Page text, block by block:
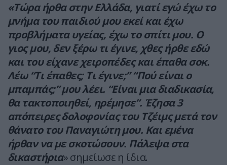
«Τώρα ήρθα στην Ελλάδα, γιατί εγώ έχω το
μνήμα του παιδιού μου εκεί και έχω
προβλήματα υγείας, έχω το σπίτι μου. Ο
γιος μου, δεν ξέρω τι έγινε, χθες ήρθε εδώ
και του είχανε χειροπέδες και έπαθα σοκ.
Λέω “Τι έπαθες; Τι έγινε;” “Πού είναι ο
μπαμπάς;” μου λέει. “Είναι μια διαδικασία,
θα τακτοποιηθεί, ηρέμησε”. Έζησα 3
απόπειρες δολοφονίας του Τζέιμς μετά τον
θάνατο του Παναγιώτη μου. Και εμένα
ήρθαν να με σκοτώσουν. Πάλεψα στα
δικαστήρια» σημείωσε η ίδια.